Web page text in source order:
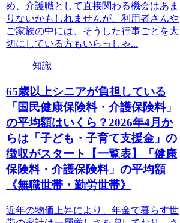
め、介護職として直接関わる機会はあま
りないかもしれませんが、利用者さんや
ご家族の中には、そうした行事ごとを大
切にしている方もいらっしゃ...
知識
65歳以上シニアが負担している
「国民健康保険料・介護保険料」
の平均額はいくら？2026年4月か
らは「子ども・子育て支援金」の
徴収がスタート【一覧表】「健康
保険料・介護保険料」の平均額
《無職世帯・勤労世帯》
近年の物価上昇により、年金で暮らす世